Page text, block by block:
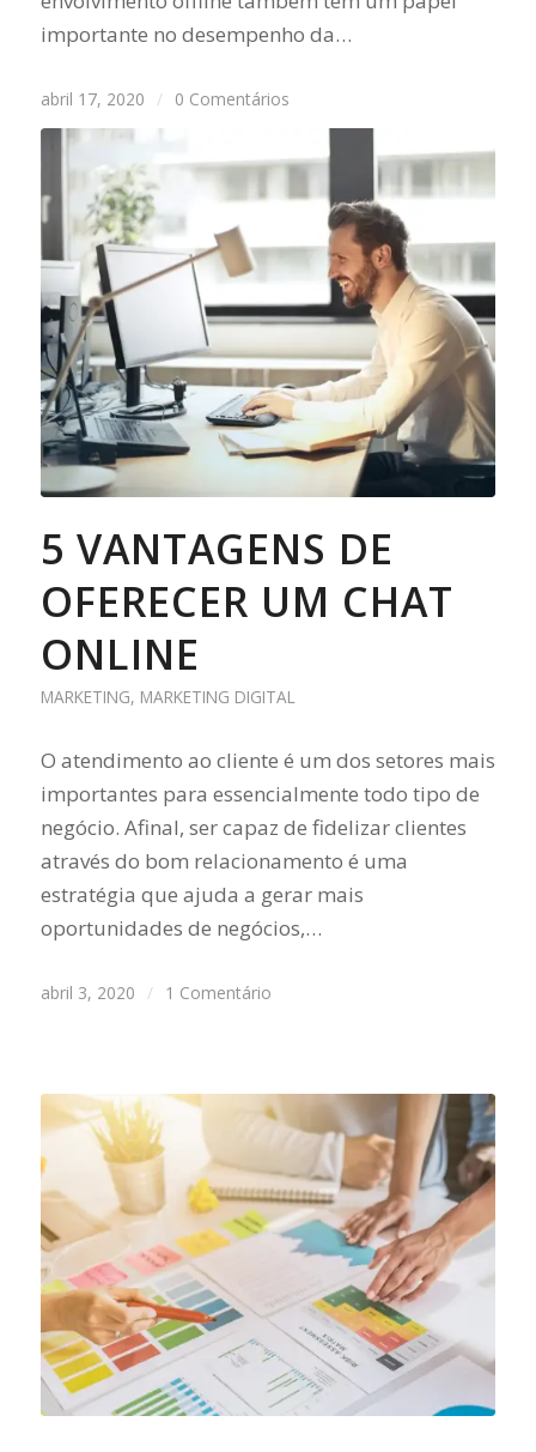
importante no desempenho da…
abril 17, 2020 / 0 Comentários
5 VANTAGENS DE
OFERECER UM CHAT
ONLINE
MARKETING, MARKETING DIGITAL
O atendimento ao cliente é um dos setores mais
importantes para essencialmente todo tipo de
negócio. Afinal, ser capaz de fidelizar clientes
através do bom relacionamento é uma
estratégia que ajuda a gerar mais
oportunidades de negócios,…
abril 3, 2020 / 1 Comentário